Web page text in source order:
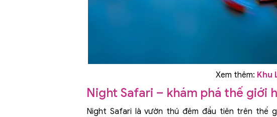
Xem thêm: Khu
Night Safari – khám phá thế giới
Night Safari là vườn thú đêm đầu tiên trên thế